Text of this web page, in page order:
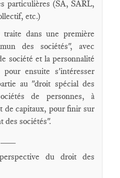
particulières (SA, SARL,
etc.)
dans une première
des sociétés", avec
société et la personnalité
ensuite s'intéresser
au "droit spécial des
de personnes, à
de capitaux, pour finir sur
des sociétés".
du droit des